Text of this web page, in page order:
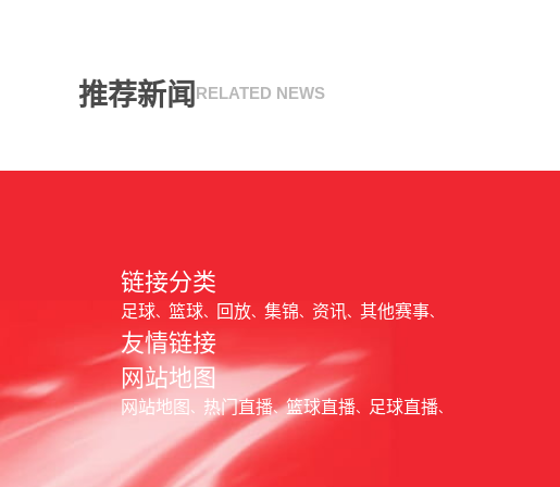
推荐新闻 RELATED NEWS
链接分类
足球 篮球 回放 集锦 资讯 其他赛事
友情链接
网站地图
网站地图 热门直播 篮球直播 足球直播